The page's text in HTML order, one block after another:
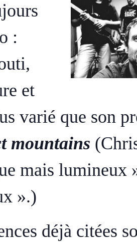
:
et
varié que son
mountains
mais lumineux
».)
déjà citées